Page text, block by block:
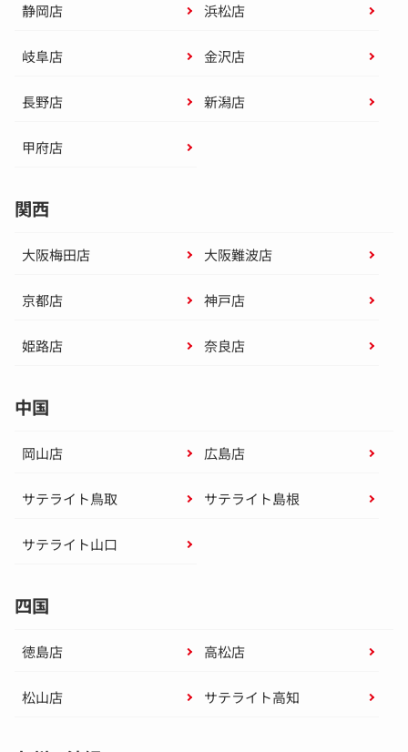
静岡店 浜松店
岐阜店 金沢店
長野店 新潟店
甲府店
関西
大阪梅田店 大阪難波店
京都店 神戸店
姫路店 奈良店
中国
岡山店 広島店
サテライト鳥取 サテライト島根
サテライト山口
四国
徳島店 高松店
松山店 サテライト高知